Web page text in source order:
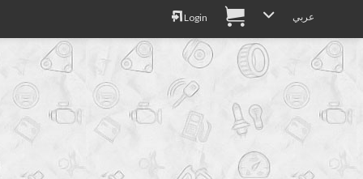
Login عربي